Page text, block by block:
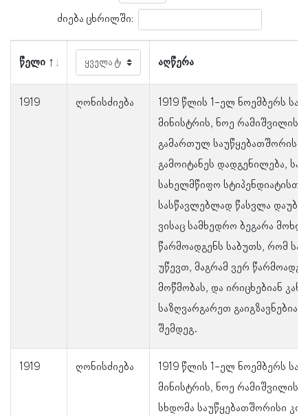
ძიება ცხრილში:
წელი აღწერა
1919 ღონისძიება
1919 წლის 1-ელ ნოემბერს
მინისტრის, ნოე რამიშვილის
გამართულ საუწყებათშორისი
გამოიტანეს დადგენილება,
სახელმწიფო
სასწავლებლად წასვლა
ვისაც სამხედრო ბეგარა
წარმოადგენს საბუთს, რომ
უწევთ, მაგრამ ვერ
მოწმობას, და ირიცხებიან
საზღვარგარეთ
შემდეგ.
1919 ღონისძიება
1919 წლის 1-ელ ნოემბერს
მინისტრის, ნოე რამიშვილის
სხდომა საუწყებათშორისი